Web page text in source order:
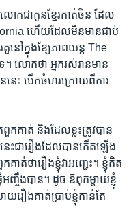
ក​ជា​កូន​ខ្មែរ​កាត់​ចិន ​ដែល​
ហើយ​ដែល​មិន​មាន​ជាប់​
ៅ​ក្នុង​ខ្សែ​ភាព​យន្ត The
លោក​ថា អ្នក​រស់​រាន​មាន​
នេះ បើក​ចំហរក្រោយពីការ
គាត់ និង​ដែល​ខ្លះត្រូវ​បាន​
ះ​ជា​រឿង​ដែល​បាន​កើត​ឡើង​
ត់​ថារឿង​ខ្ញុំ​វា​អញ្ជេះ។ ខ្ញុំ​គិត​
ញ្ចឹង​បាន។ ដូច ឪពុក​ម្តាយ​ខ្ញុំ​
យ​រឿង​គាត់​ប្រាប់​ខ្ញុំ​កាន់​តែ​